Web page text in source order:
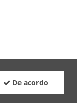
De acordo